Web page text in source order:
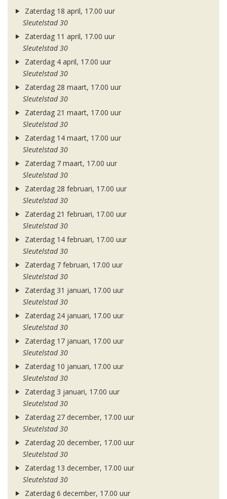
Zaterdag 18 april, 17.00 uur
Sleutelstad 30
Zaterdag 11 april, 17.00 uur
Sleutelstad 30
Zaterdag 4 april, 17.00 uur
Sleutelstad 30
Zaterdag 28 maart, 17.00 uur
Sleutelstad 30
Zaterdag 21 maart, 17.00 uur
Sleutelstad 30
Zaterdag 14 maart, 17.00 uur
Sleutelstad 30
Zaterdag 7 maart, 17.00 uur
Sleutelstad 30
Zaterdag 28 februari, 17.00 uur
Sleutelstad 30
Zaterdag 21 februari, 17.00 uur
Sleutelstad 30
Zaterdag 14 februari, 17.00 uur
Sleutelstad 30
Zaterdag 7 februari, 17.00 uur
Sleutelstad 30
Zaterdag 31 januari, 17.00 uur
Sleutelstad 30
Zaterdag 24 januari, 17.00 uur
Sleutelstad 30
Zaterdag 17 januari, 17.00 uur
Sleutelstad 30
Zaterdag 10 januari, 17.00 uur
Sleutelstad 30
Zaterdag 3 januari, 17.00 uur
Sleutelstad 30
Zaterdag 27 december, 17.00 uur
Sleutelstad 30
Zaterdag 20 december, 17.00 uur
Sleutelstad 30
Zaterdag 13 december, 17.00 uur
Sleutelstad 30
Zaterdag 6 december, 17.00 uur